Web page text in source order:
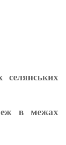
селянських
в межах